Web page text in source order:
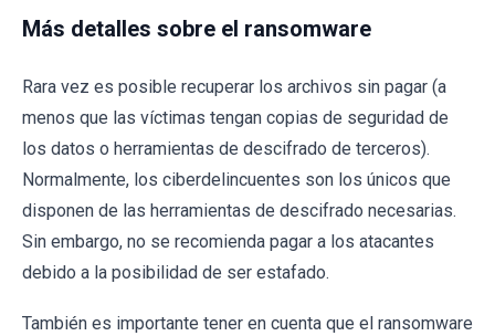
Más detalles sobre el ransomware
Rara vez es posible recuperar los archivos sin pagar (a
menos que las víctimas tengan copias de seguridad de
los datos o herramientas de descifrado de terceros).
Normalmente, los ciberdelincuentes son los únicos que
disponen de las herramientas de descifrado necesarias.
Sin embargo, no se recomienda pagar a los atacantes
debido a la posibilidad de ser estafado.
También es importante tener en cuenta que el ransomware